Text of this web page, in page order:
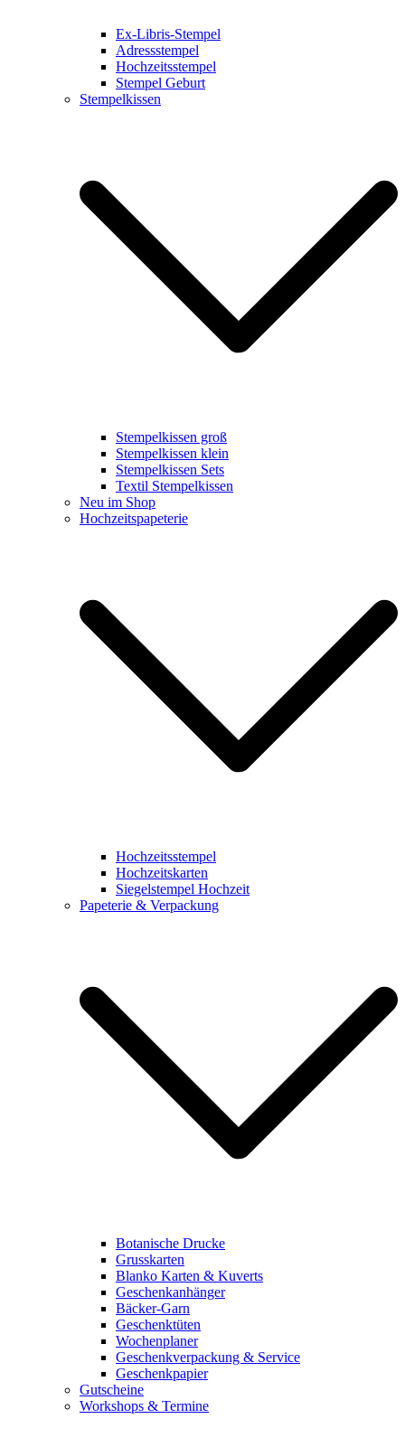
Ex-Libris-Stempel
Adressstempel
Hochzeitsstempel
Stempel Geburt
Stempelkissen
Stempelkissen groß
Stempelkissen klein
Stempelkissen Sets
Textil Stempelkissen
Neu im Shop
Hochzeitspapeterie
Hochzeitsstempel
Hochzeitskarten
Siegelstempel Hochzeit
Papeterie & Verpackung
Botanische Drucke
Grusskarten
Blanko Karten & Kuverts
Geschenkanhänger
Bäcker-Garn
Geschenktüten
Wochenplaner
Geschenkverpackung & Service
Geschenkpapier
Gutscheine
Workshops & Termine